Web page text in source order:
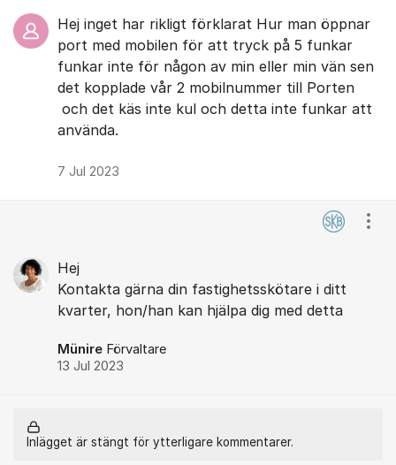
Hej inget har rikligt förklarat Hur man öppnar
port med mobilen för att tryck på 5 funkar
funkar inte för någon av min eller min vän sen
det kopplade vår 2 mobilnummer till Porten
och det käs inte kul och detta inte funkar att
använda.
7 Jul 2023
Hej
Kontakta gärna din fastighetsskötare i ditt
kvarter, hon/han kan hjälpa dig med detta
Münire Förvaltare
13 Jul 2023
Inlägget är stängt för ytterligare kommentarer.